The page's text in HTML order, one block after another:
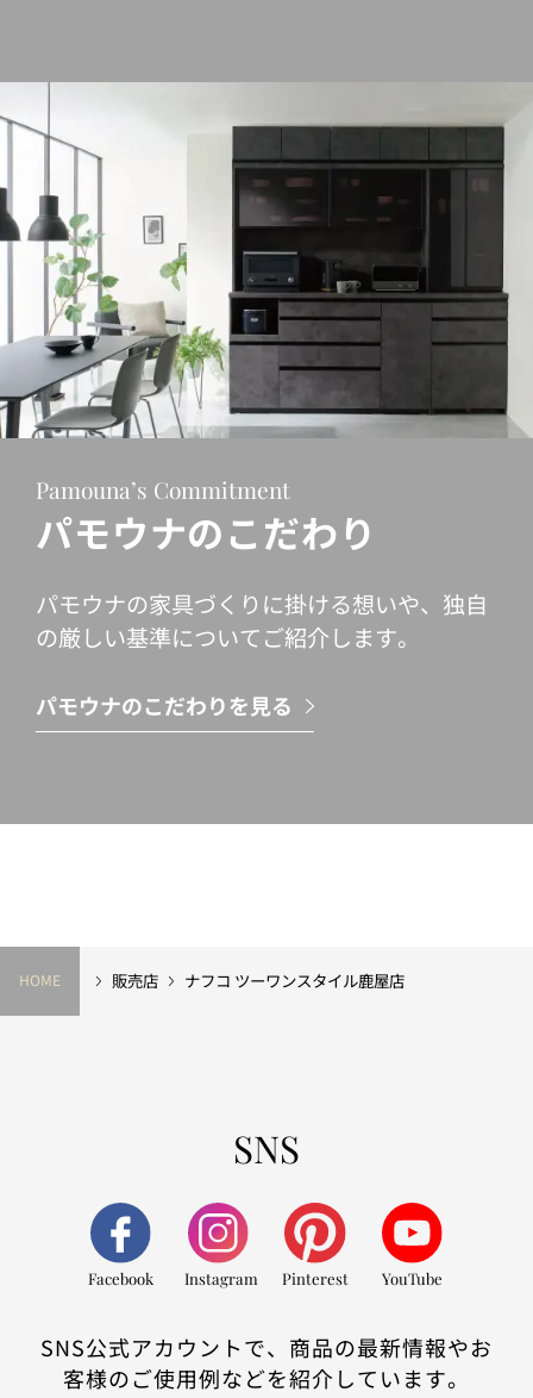
Pamouna’s Commitment
パモウナのこだわり
パモウナの家具づくりに掛ける想いや、独自
の厳しい基準についてご紹介します。
パモウナのこだわりを見る
HOME 販売店 ナフコ ツーワンスタイル鹿屋店
SNS
Facebook Instagram Pinterest YouTube
SNS公式アカウントで、商品の最新情報やお
客様のご使用例などを紹介しています。